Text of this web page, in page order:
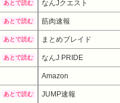
あとで読む なんJクエスト
あとで読む 筋肉速報
あとで読む まとめブレイド
あとで読む なんJ PRIDE
Amazon
あとで読む JUMP速報